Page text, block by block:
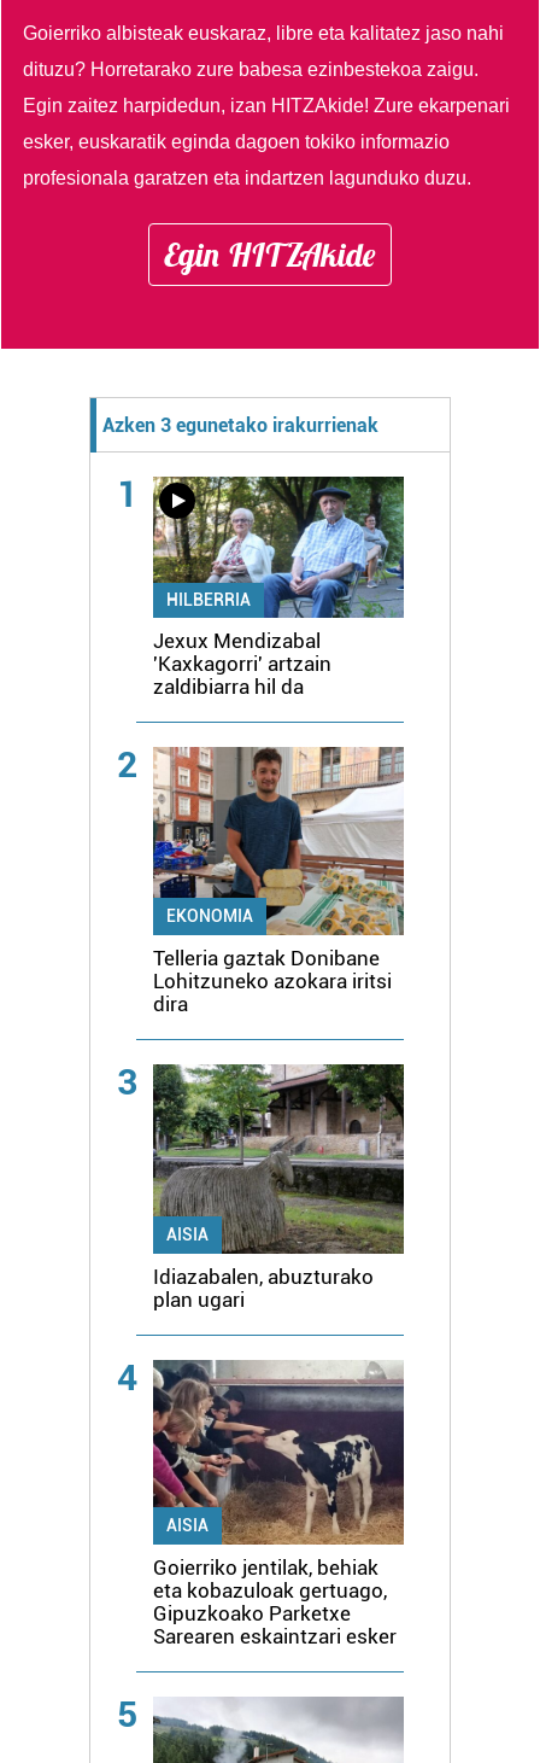
Goierriko albisteak euskaraz, libre eta kalitatez jaso nahi
dituzu? Horretarako zure babesa ezinbestekoa zaigu.
Egin zaitez harpidedun, izan HITZAkide!Zure ekarpenari
esker, euskaratik eginda dagoen tokiko informazio
profesionala garatzen eta indartzen lagunduko duzu.
Egin HITZAkide
Azken 3 egunetako irakurrienak
1
HILBERRIA
Jexux Mendizabal
'Kaxkagorri' artzain
zaldibiarra hil da
2
EKONOMIA
Telleria gaztak Donibane
Lohitzuneko azokara iritsi
dira
3
AISIA
Idiazabalen, abuzturako
plan ugari
4
AISIA
Goierriko jentilak, behiak
eta kobazuloak gertuago,
Gipuzkoako Parketxe
Sarearen eskaintzari esker
5